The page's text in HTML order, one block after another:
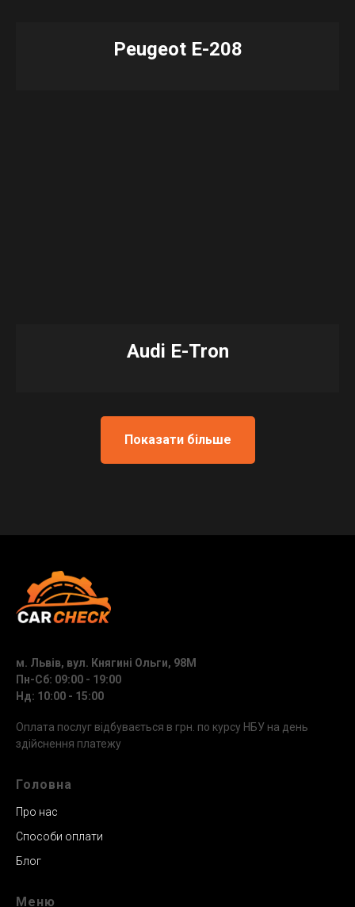
Peugeot E-208
Audi E-Tron
Показати більше
м. Львів, вул. Княгині Ольги, 98М
Пн-Сб: 09:00 - 19:00
Нд: 10:00 - 15:00
Оплата послуг відбувається в грн. по курсу НБУ на день
здійснення платежу
Головна
Про нас
Способи оплати
Блог
Меню